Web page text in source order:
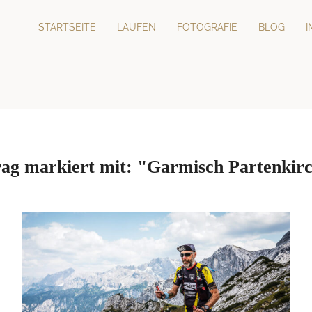
STARTSEITE LAUFEN FOTOGRAFIE BLOG
markiert mit: "Garmisch